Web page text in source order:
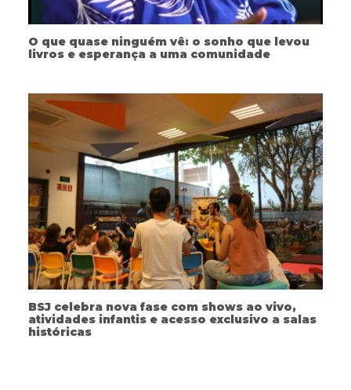
O que quase ninguém vê: o sonho que levou
livros e esperança a uma comunidade
BSJ celebra nova fase com shows ao vivo,
atividades infantis e acesso exclusivo a salas
históricas